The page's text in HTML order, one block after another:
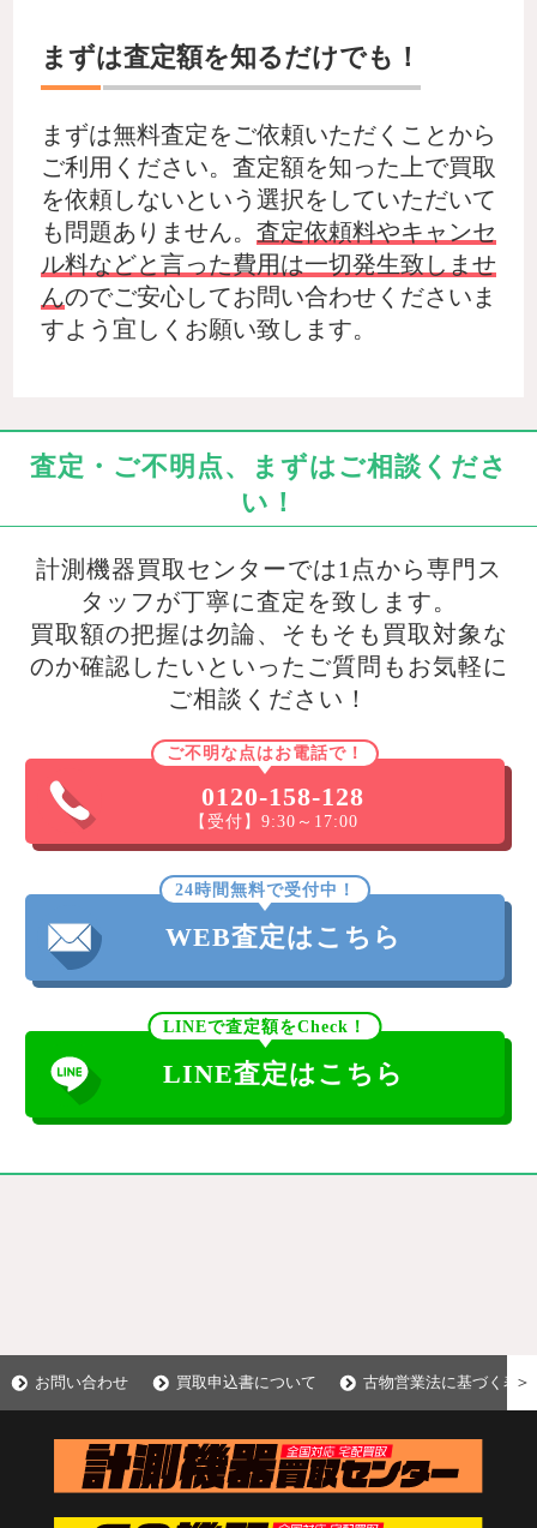
まずは査定額を知るだけでも！
まずは無料査定をご依頼いただくことから
ご利用ください。査定額を知った上で買取
を依頼しないという選択をしていただいて
も問題ありません。 査定依頼料やキャンセ
ル料などと言った費用は一切発生致しませ
んのでご安心してお問い合わせくださいま
すよう宜しくお願い致します。
査定・ご不明点、まずはご相談くださ
い！
計測機器買取センターでは1点から専門ス
タッフが丁寧に査定を致します。
買取額の把握は勿論、そもそも買取対象な
のか確認したいといったご質問もお気軽に
ご相談ください！
ご不明な点はお電話で！
0120-158-128
【受付】9:30～17:00
24時間無料で受付中！
WEB査定はこちら
LINEで査定額をCheck！
LINE査定はこちら
お問い合わせ 買取申込書について 古物営業法に基づく表示
＞